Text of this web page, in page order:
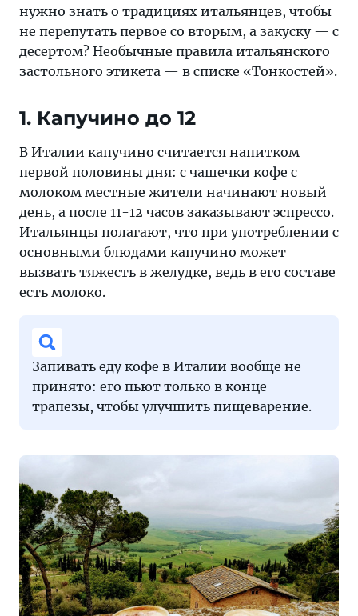
запивают
водой,
пьют,
когда
болеют
нужно знать о традициях итальянцев, чтобы
не перепутать первое со вторым, а закуску — с
десертом? Необычные правила итальянского
застольного этикета — в списке «Тонкостей».
1. Капучино до 12
В Италии капучино считается напитком
первой половины дня: с чашечки кофе с
молоком местные жители начинают новый
день, а после 11-12 часов заказывают эспрессо.
Итальянцы полагают, что при употреблении с
основными блюдами капучино может
вызвать тяжесть в желудке, ведь в его составе
есть молоко.
Запивать еду кофе в Италии вообще не
принято: его пьют только в конце
трапезы, чтобы улучшить пищеварение.